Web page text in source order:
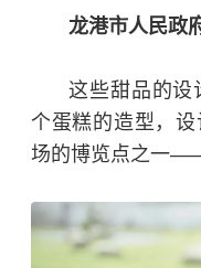
龙港市人民政
这些甜品的设
个蛋糕的造型，
场的博览点之一